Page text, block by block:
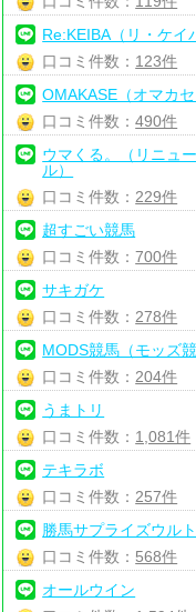
Re:KEIBA（リ・ケイ
口コミ件数： 123件
OMAKASE（オマカセ
口コミ件数：490件
ウマくる。（リニュ
ル）
口コミ件数： 229件
超すごい競馬
口コミ件数：700件
サキガケ
口コミ件数： 278件
MODS競馬（モッズ競
口コミ件数： 204件
うまトリ
口コミ件数： 1,081件
テキラボ
口コミ件数： 257件
勝馬サプライズウル
口コミ件数： 568件
オールウイン